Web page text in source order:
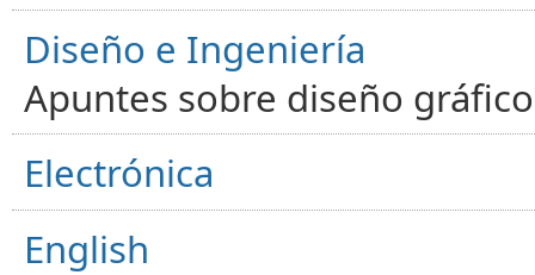
Diseño e Ingeniería
Apuntes sobre diseño
Electrónica
English